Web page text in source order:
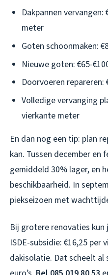
Dakpannen
meter
Goten schoonmaken:
Nieuwe goten: €65-
Doorvoeren repareren:
Volledige vervanging
vierkante meter
En dan nog een tip: plan
kan. Tussen december en
gemiddeld 30% lager, en
beschikbaarheid. In
piekseizoen met
Bij grotere renovaties kun
ISDE-subsidie: €16,25
dakisolatie. Dat scheelt al